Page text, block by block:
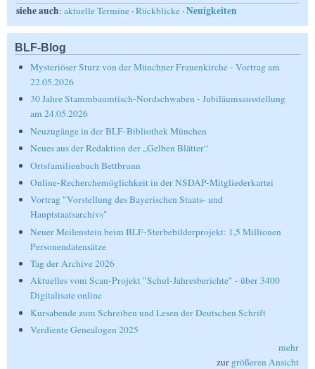
siehe auch: aktuelle Termine ·Rückblicke ·Neuigkeiten
BLF-Blog
Mysteriöser Sturz von der Münchner Frauenkirche - Vortrag am
22.05.2026
30 Jahre Stammbaumtisch-Nordschwaben - Jubiläumsausstellung
am 24.05.2026
Neuzugänge in der BLF-Bibliothek München
Neues aus der Redaktion der „Gelben Blätter“
Ortsfamilienbuch Bettbrunn
Online-Recherchemöglichkeit in der NSDAP-Mitgliederkartei
Vortrag "Vorstellung des Bayerischen Staats- und
Hauptstaatsarchivs"
Neuer Meilenstein beim BLF-Sterbebilderprojekt: 1,5 Millionen
Personendatensätze
Tag der Archive 2026
Aktuelles vom Scan-Projekt "Schul-Jahresberichte" - über 3400
Digitalisate online
Kursabende zum Schreiben und Lesen der Deutschen Schrift
Verdiente Genealogen 2025
mehr
zur größeren Ansicht